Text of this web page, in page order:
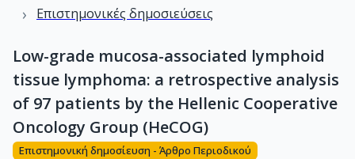
› Επιστημονικές δημοσιεύσεις
Low-grade mucosa-associated lymphoid
tissue lymphoma: a retrospective analysis
of 97 patients by the Hellenic Cooperative
Oncology Group (HeCOG)
Επιστημονική δημοσίευση - Άρθρο Περιοδικού